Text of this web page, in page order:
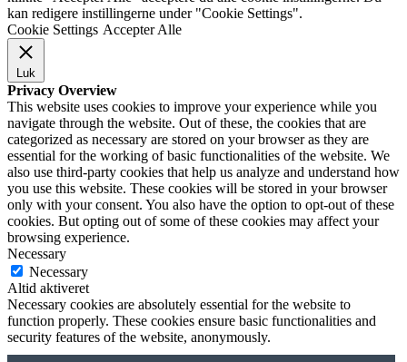
kan redigere instillingerne under "Cookie Settings".
Cookie Settings Accepter Alle
Luk
Privacy Overview
This website uses cookies to improve your experience while you
navigate through the website. Out of these, the cookies that are
categorized as necessary are stored on your browser as they are
essential for the working of basic functionalities of the website. We
also use third-party cookies that help us analyze and understand how
you use this website. These cookies will be stored in your browser
only with your consent. You also have the option to opt-out of these
cookies. But opting out of some of these cookies may affect your
browsing experience.
Necessary
Necessary
Altid aktiveret
Necessary cookies are absolutely essential for the website to
function properly. These cookies ensure basic functionalities and
security features of the website, anonymously.